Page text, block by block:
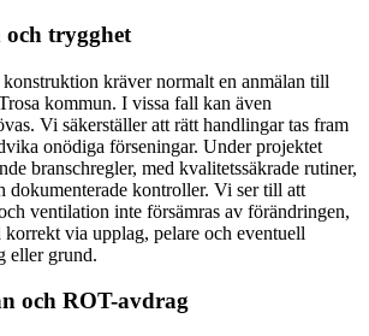
och trygghet
kräver normalt en anmälan till
kommun. I vissa fall kan även
Vi säkerställer att rätt handlingar tas fram
onödiga förseningar. Under projektet
branschregler, med kvalitetssäkrade rutiner,
dokumenterade kontroller. Vi ser till att
ventilation inte försämras av förändringen,
korrekt via upplag, pelare och eventuell
eller grund.
och ROT-avdrag